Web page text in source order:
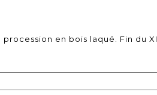
en bois laqué. Fin du